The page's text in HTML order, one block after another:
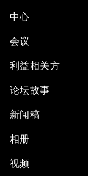
中心
会议
利益相关方
论坛故事
新闻稿
相册
视频